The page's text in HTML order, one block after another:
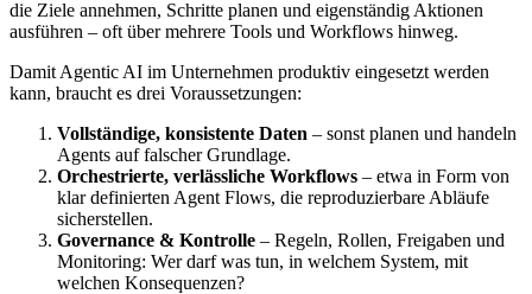
die Ziele annehmen, Schritte planen und eigenständig Aktionen
ausführen – oft über mehrere Tools und Workflows hinweg.
Damit Agentic AI im Unternehmen produktiv eingesetzt werden
kann, braucht es drei Voraussetzungen:
Vollständige, konsistente Daten – sonst planen und handeln
Agents auf falscher Grundlage.
Orchestrierte, verlässliche Workflows – etwa in Form von
klar definierten Agent Flows, die reproduzierbare Abläufe
sicherstellen.
Governance & Kontrolle – Regeln, Rollen, Freigaben und
Monitoring: Wer darf was tun, in welchem System, mit
welchen Konsequenzen?